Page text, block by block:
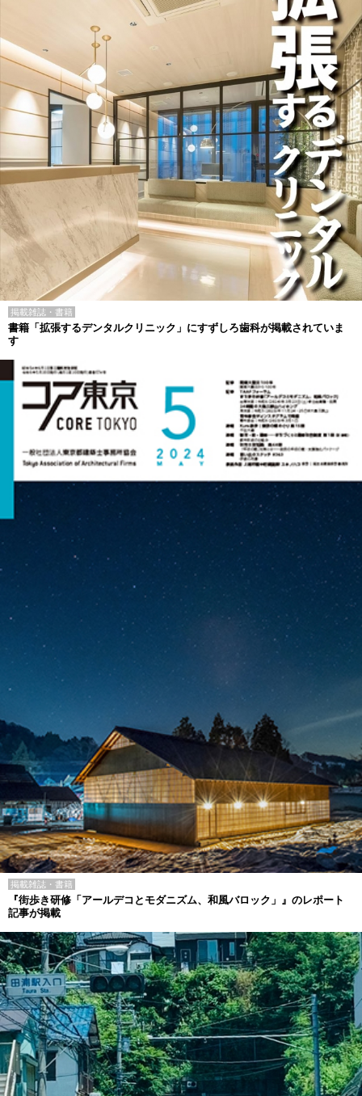
掲載雑誌・書籍
書籍「拡張するデンタルクリニック」にすずしろ歯科が掲載されていま
す
掲載雑誌・書籍
『街歩き研修「アールデコとモダニズム、和風バロック」』のレポート
記事が掲載